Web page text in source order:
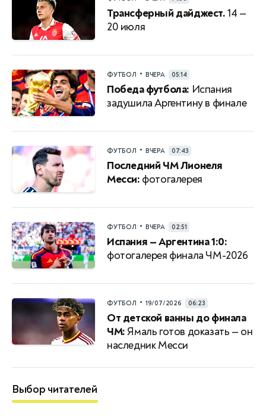
Трансферный дайджест.14 —
20 июля
ФУТБОЛ • ВЧЕРА 05:14
Победа футбола: Испания
задушила Аргентину в финале
ФУТБОЛ • ВЧЕРА 07:43
Последний ЧМ Лионеля
Месси: фотогалерея
ФУТБОЛ • ВЧЕРА 02:51
Испания — Аргентина 1:0:
фотогалерея финала ЧМ-2026
ФУТБОЛ • 19/07/2026 06:23
От детской ванны до финала
ЧМ:Ямаль готов доказать — он
наследник Месси
Выбор читателей